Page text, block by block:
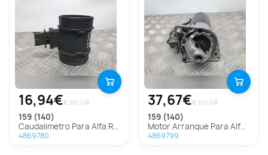
16,94€€ sin IVA
159 (140)
Caudalimetro Para Alfa Romeo 159
4869780
37,67€€ sin IVA
159 (140)
Motor Arranque Para Alfa Romeo 159
4869799